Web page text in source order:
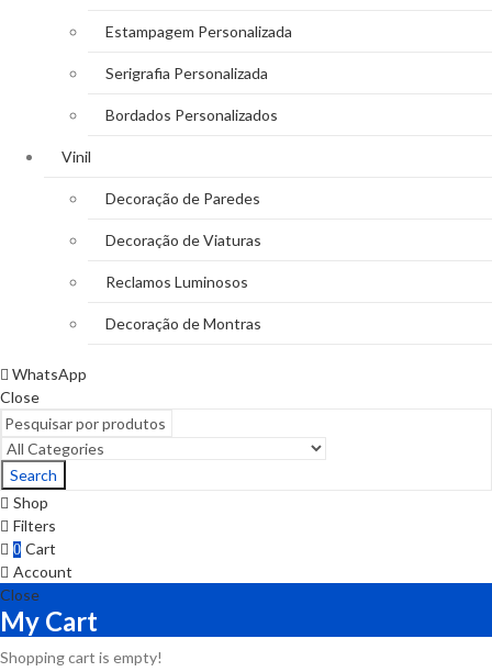
Estampagem Personalizada
Serigrafia Personalizada
Bordados Personalizados
Vinil
Decoração de Paredes
Decoração de Viaturas
Reclamos Luminosos
Decoração de Montras
WhatsApp
Close
Search
Shop
Filters
0 Cart
Account
Close
My Cart
Shopping cart is empty!